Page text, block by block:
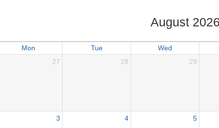
August
Mon Tue
Wed
27
28 29
3 4 5